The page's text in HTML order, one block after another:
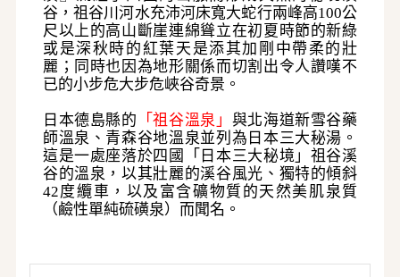
谷，祖谷川河水充沛河床寬大蛇行兩峰高100公
尺以上的高山斷崖連綿聳立在初夏時節的新綠
或是深秋時的紅葉天是添其加剛中帶柔的壯
麗；同時也因為地形關係而切割出令人讚嘆不
已的小步危大步危峽谷奇景。
日本德島縣的 「祖谷溫泉」 與北海道新雪谷藥
師溫泉、青森谷地溫泉並列為 日本三大秘湯。
這是一處座落於四國「日本三大秘境」祖谷溪
谷的溫泉，以其壯麗的溪谷風光、獨特的傾斜
42度纜車，以及富含礦物質的天然美肌泉質
（鹼性單純硫磺泉）而聞名 。